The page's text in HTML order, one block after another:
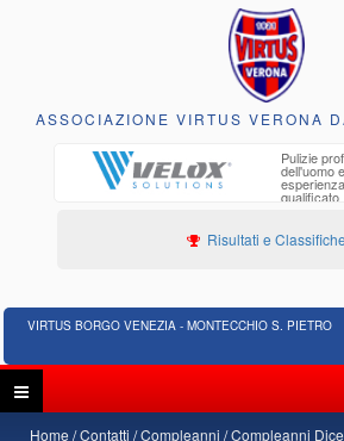
ASSOCIAZIONE VIRTUS VERONA
Pulizie
dell'uomo
qualificato
Risultati e Classifiche
VIRTUS BORGO VENEZIA - MONTECCHIO S. PIETRO
Home Contatti Compleanni Compleanni